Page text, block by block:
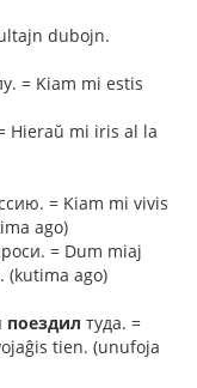
dubojn.
= Kiam mi estis
Hieraŭ mi iris al la
= Kiam mi vivis
ago)
= Dum miaj
(kutima ago)
поездил туда. =
tien. (unufoja